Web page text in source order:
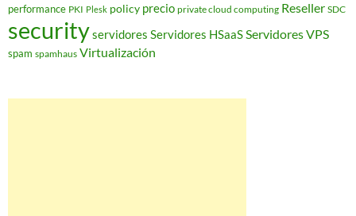
performance PKI Plesk policy precio private cloud computing Reseller SDC
securityservidores Servidores HSaaSServidores VPS
spam spamhaus Virtualización